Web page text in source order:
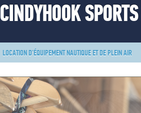
CINDYHOOK
LOCATION D'ÉQUIPEMENT NAUTIQUE ET DE PLEIN AIR